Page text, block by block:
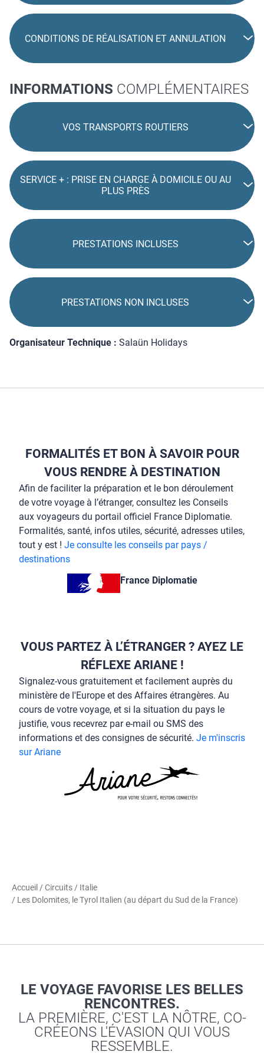
CONDITIONS DE RÉALISATION ET ANNULATION
INFORMATIONS COMPLÉMENTAIRES
VOS TRANSPORTS ROUTIERS
SERVICE + : PRISE EN CHARGE À DOMICILE OU AU
PLUS PRÈS
PRESTATIONS INCLUSES
PRESTATIONS NON INCLUSES
Organisateur Technique : Salaün Holidays
FORMALITÉS ET BON À SAVOIR POUR
VOUS RENDRE À DESTINATION
Afin de faciliter la préparation et le bon déroulement
de votre voyage à l’étranger, consultez les Conseils
aux voyageurs du portail officiel France Diplomatie.
Formalités, santé, infos utiles, sécurité, adresses utiles,
tout y est ! Je consulte les conseils par pays /
destinations
France Diplomatie
VOUS PARTEZ À L’ÉTRANGER ? AYEZ LE
RÉFLEXE ARIANE !
Signalez-vous gratuitement et facilement auprès du
ministère de l'Europe et des Affaires étrangères. Au
cours de votre voyage, et si la situation du pays le
justifie, vous recevrez par e-mail ou SMS des
informations et des consignes de sécurité. Je m'inscris
sur Ariane
Accueil /Circuits / Italie
/ Les Dolomites, le Tyrol Italien (au départ du Sud de la France)
LE VOYAGE FAVORISE LES BELLES
RENCONTRES.
LA PREMIÈRE, C'EST LA NÔTRE, CO-
CRÉEONS L'ÉVASION QUI VOUS
RESSEMBLE.